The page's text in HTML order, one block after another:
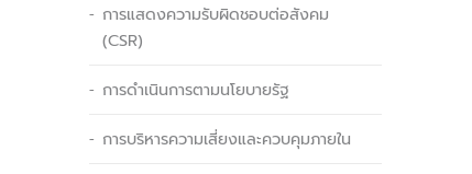
การแสดงความรับผิดชอบต่อสังคม
(CSR)
การดำเนินการตามนโยบายรัฐ
การบริหารความเสี่ยงและควบคุมภายใน